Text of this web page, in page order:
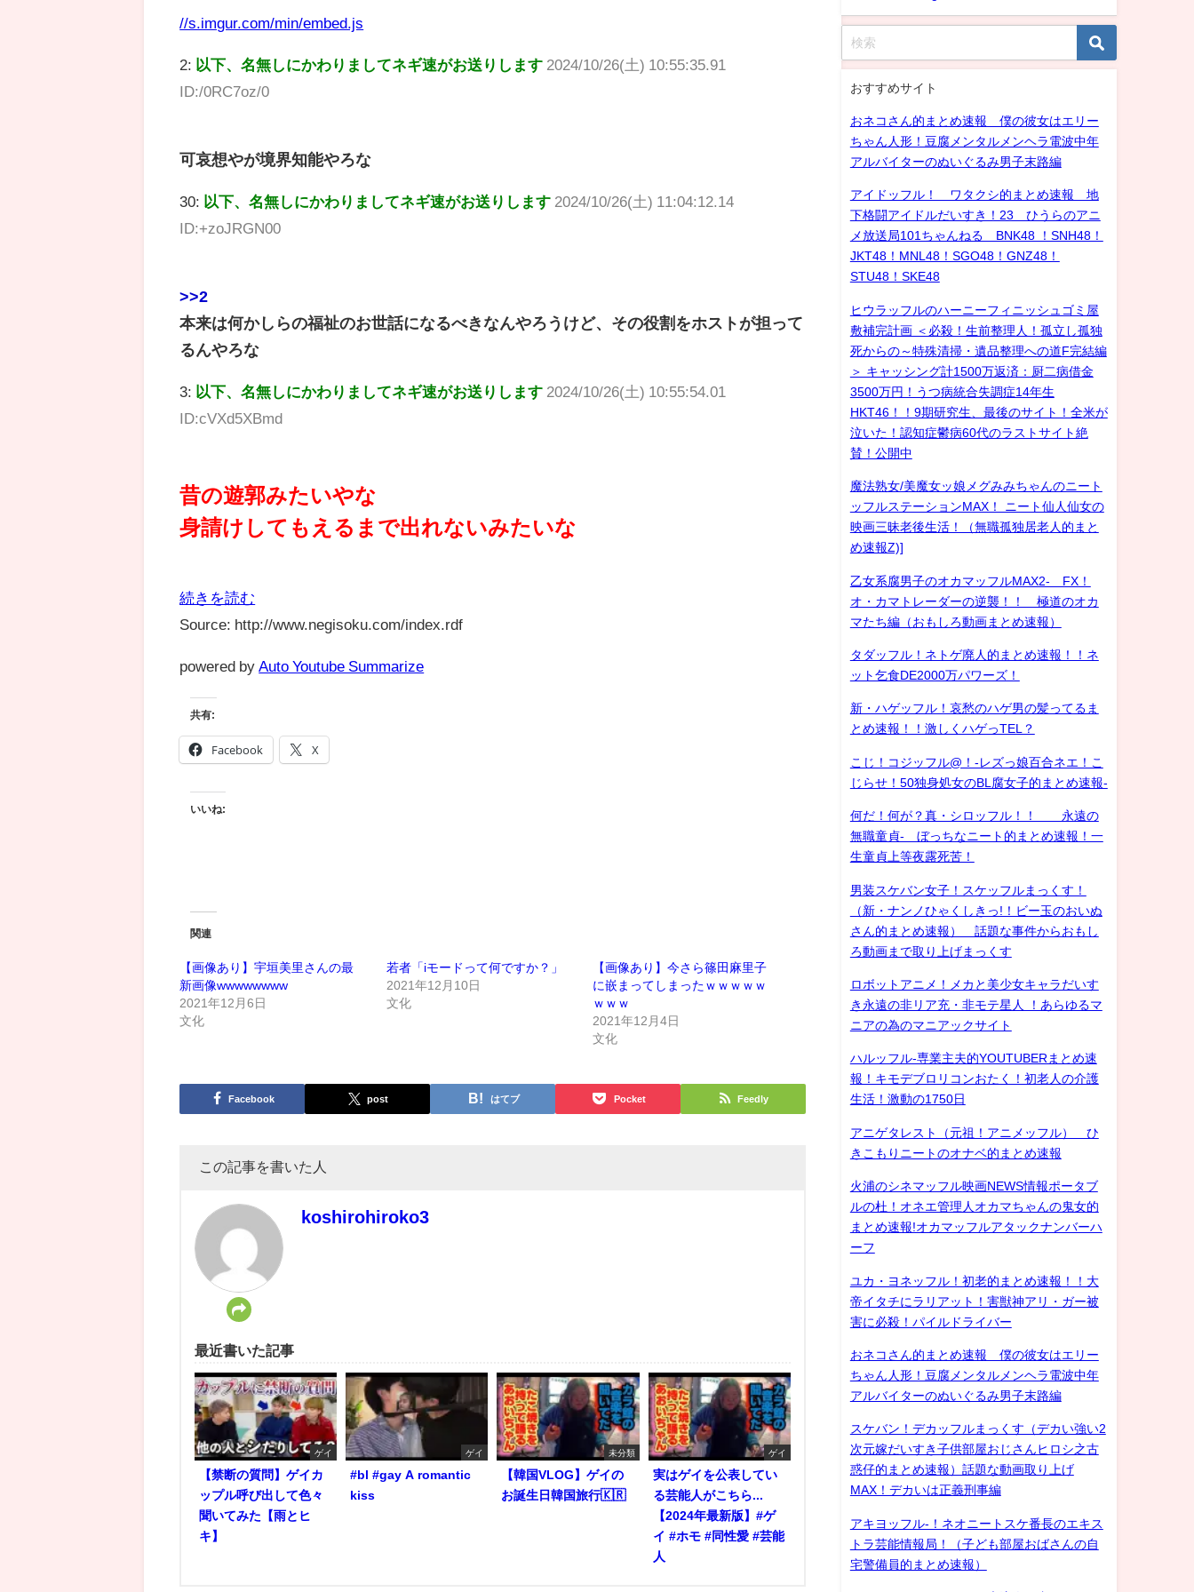
//s.imgur.com/min/embed.js
2: 以下、名無しにかわりましてネギ速がお送りします 2024/10/26(土) 10:55:35.91
ID:/0RC7oz/0
可哀想やが境界知能やろな
30: 以下、名無しにかわりましてネギ速がお送りします 2024/10/26(土) 11:04:12.14
ID:+zoJRGN00
>>2
本来は何かしらの福祉のお世話になるべきなんやろうけど、その役割をホストが担って
るんやろな
3: 以下、名無しにかわりましてネギ速がお送りします 2024/10/26(土) 10:55:54.01
ID:cVXd5XBmd
昔の遊郭みたいやな
身請けしてもえるまで出れないみたいな
続きを読む
Source: http://www.negisoku.com/index.rdf
powered by Auto Youtube Summarize
共有:
Facebook X
いいね:
関連
【画像あり】宇垣美里さんの最
新画像wwwwwwww
2021年12月6日
文化
若者「iモードって何ですか？」
2021年12月10日
文化
【画像あり】今さら篠田麻里子
に嵌まってしまったｗｗｗｗｗ
ｗｗｗ
2021年12月4日
文化
Facebook post はてブ Pocket Feedly
この記事を書いた人
koshirohiroko3
最近書いた記事
ゲイ
【禁断の質問】ゲイカ
ップル呼び出して色々
聞いてみた【雨とヒ
キ】
ゲイ
#bl #gay A romantic
kiss
未分類
【韓国VLOG】ゲイの
お誕生日韓国旅行🇰🇷
ゲイ
実はゲイを公表してい
る芸能人がこちら...
【2024年最新版】#ゲ
イ #ホモ #同性愛 #芸能
人
おすすめサイト
おネコさん的まとめ速報 僕の彼女はエリー
ちゃん人形！豆腐メンタルメンヘラ電波中年
アルバイターのぬいぐるみ男子末路編
アイドッフル！ ワタクシ的まとめ速報 地
下格闘アイドルだいすき！23 ひうらのアニ
メ放送局101ちゃんねる BNK48 ！SNH48！
JKT48！MNL48！SGO48！GNZ48！
STU48！SKE48
ヒウラッフルのハーニーフィニッシュゴミ屋
敷補完計画 ＜必殺！生前整理人！孤立し孤独
死からの～特殊清掃・遺品整理への道F完結編
＞ キャッシング計1500万返済：厨二病借金
3500万円！うつ病統合失調症14年生
HKT46！！9期研究生、最後のサイト！全米が
泣いた！認知症鬱病60代のラストサイト絶
賛！公開中
魔法熟女/美魔女ッ娘メグみみちゃんのニート
ッフルステーションMAX！ ニート仙人仙女の
映画三昧老後生活！（無職孤独居老人的まと
め速報Z)]
乙女系腐男子のオカマッフルMAX2- FX！
オ・カマトレーダーの逆襲！！ 極道のオカ
マたち編（おもしろ動画まとめ速報）
タダッフル！ネトゲ廃人的まとめ速報！！ネ
ット乞食DE2000万パワーズ！
新・ハゲッフル！哀愁のハゲ男の髪ってるま
とめ速報！！激しくハゲっTEL？
こじ！コジッフル@！-レズっ娘百合ネエ！こ
じらせ！50独身処女のBL腐女子的まとめ速報-
何だ！何が？真・シロッフル！！ 永遠の
無職童貞- ぼっちなニート的まとめ速報！一
生童貞上等夜露死苦！
男装スケバン女子！スケッフルまっくす！
（新・ナンノひゃくしきっ!！ビー玉のおいぬ
さん的まとめ速報） 話題な事件からおもし
ろ動画まで取り上げまっくす
ロボットアニメ！メカと美少女キャラだいす
き永遠の非リア充・非モテ星人 ！あらゆるマ
ニアの為のマニアックサイト
ハルッフル-専業主夫的YOUTUBERまとめ速
報！キモデブロリコンおたく！初老人の介護
生活！激動の1750日
アニゲタレスト（元祖！アニメッフル） ひ
きこもりニートのオナベ的まとめ速報
火浦のシネマッフル映画NEWS情報ポータブ
ルの杜！オネエ管理人オカマちゃんの鬼女的
まとめ速報!オカマッフルアタックナンバーハ
ーフ
ユカ・ヨネッフル！初老的まとめ速報！！大
帝イタチにラリアット！害獣神アリ・ガー被
害に必殺！パイルドライバー
おネコさん的まとめ速報 僕の彼女はエリー
ちゃん人形！豆腐メンタルメンヘラ電波中年
アルバイターのぬいぐるみ男子末路編
スケバン！デカッフルまっくす（デカい強い2
次元嫁だいすき子供部屋おじさんヒロシ之古
惑仔的まとめ速報）話題な動画取り上げ
MAX！デカいは正義刑事編
アキヨッフル-！ネオニートスケ番長のエキス
トラ芸能情報局！（子ども部屋おばさんの自
宅警備員的まとめ速報）